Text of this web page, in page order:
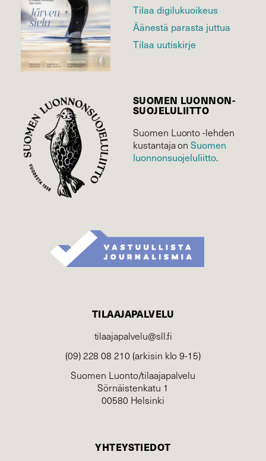
Tilaa digilukuoikeus
Äänestä parasta juttua
Tilaa uutiskirje
SUOMEN LUONNON­
SUOJELU­LIITTO
Suomen Luonto -lehden
kustantaja onSuomen
luonnonsuojelu­liitto.
TILAAJAPALVELU
tilaajapalvelu@sll.fi
(09) 228 08 210 (arkisin klo 9-15)
Suomen Luonto/tilaajapalvelu
Sörnäistenkatu 1
00580 Helsinki
YHTEYSTIEDOT